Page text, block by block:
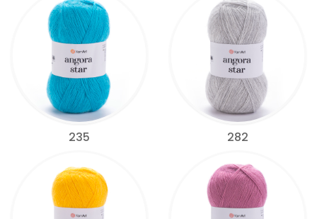
235 282